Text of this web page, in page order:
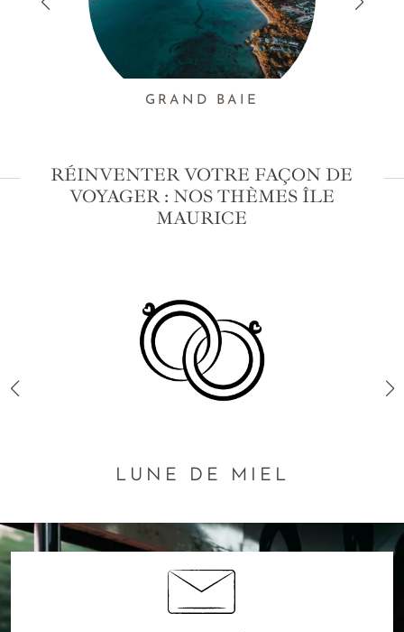
GRAND BAIE
RÉINVENTER VOTRE FAÇON DE
VOYAGER : NOS THÈMES ÎLE
MAURICE
LUNE DE MIEL